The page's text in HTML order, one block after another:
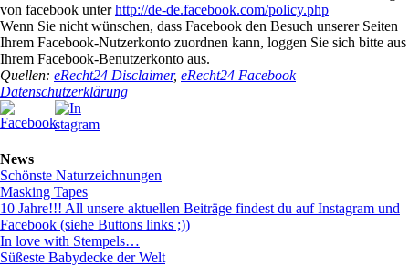
von facebook unterhttp://de-de.facebook.com/policy.php
Wenn Sie nicht wünschen, dass Facebook den Besuch unserer Seiten
Ihrem Facebook-Nutzerkonto zuordnen kann, loggen Sie sich bitte aus
Ihrem Facebook-Benutzerkonto aus.
Quellen: eRecht24 Disclaimer, eRecht24 Facebook
Datenschutzerklärung
News
Schönste Naturzeichnungen
Masking Tapes
10 Jahre!!! All unsere aktuellen Beiträge findest du auf Instagram und
Facebook (siehe Buttons links ;))
In love with Stempels…
Süßeste Babydecke der Welt